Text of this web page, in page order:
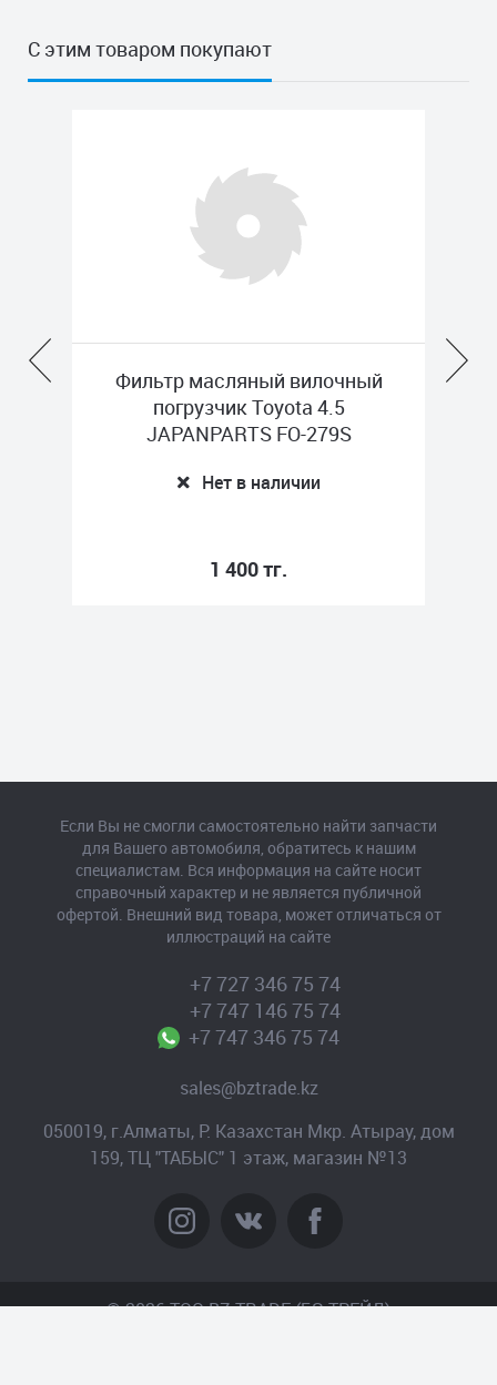
С этим товаром покупают
Фильтр масляный вилочный
погрузчик Toyota 4.5
JAPANPARTS FO-279S
Нет в наличии
1 400 тг.
+7 727 346 75 74
+7 747 146 75 74
+7 747 346 75 74
sales@bztrade.kz
050019, г.Алматы, Р. Казахстан Мкр. Атырау, дом
159, ТЦ "ТАБЫС" 1 этаж, магазин №13
Если Вы не смогли самостоятельно найти запчасти
для Вашего автомобиля, обратитесь к нашим
специалистам. Вся информация на сайте носит
справочный характер и не является публичной
офертой. Внешний вид товара, может отличаться от
иллюстраций на сайте
© 2026 TOO BZ-TRADE (БЗ-ТРЕЙД)